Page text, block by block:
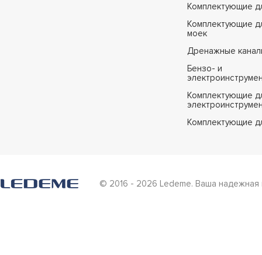
Комплектующие
Комплектующие
моек
Дренажные
Бензо- и
Комплектующие
Комплектующие
© 2016 - 2026 Ledeme. Ваша